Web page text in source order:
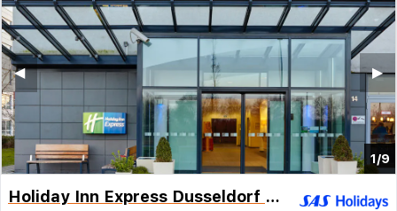
1/9
▶︎
◀︎
Holiday Inn Express Dusseldorf - City North